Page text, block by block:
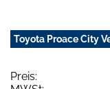
Toyota Proace City
Preis: